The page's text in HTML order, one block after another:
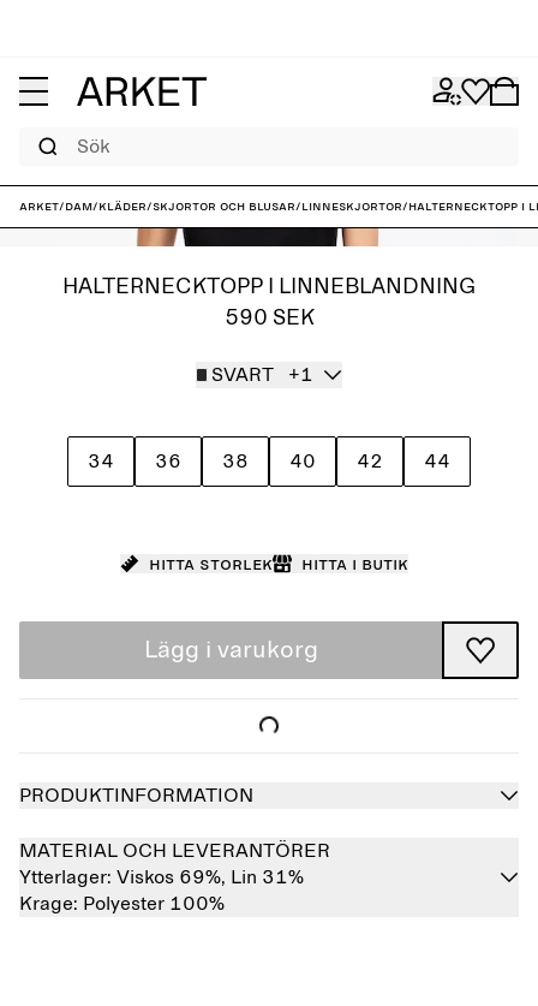
ARKET/Dam/Kläder/Skjortor och blusar/Linneskjortor/Halternecktopp i
HALTERNECKTOPP I LINNEBLANDNING
590 SEK
SVART +1
34 36 38 40 42 44
Hitta storlek Hitta i butik
Lägg i varukorg
PRODUKTINFORMATION
MATERIAL OCH LEVERANTÖRER
Ytterlager: Viskos 69%, Lin 31%
Krage: Polyester 100%